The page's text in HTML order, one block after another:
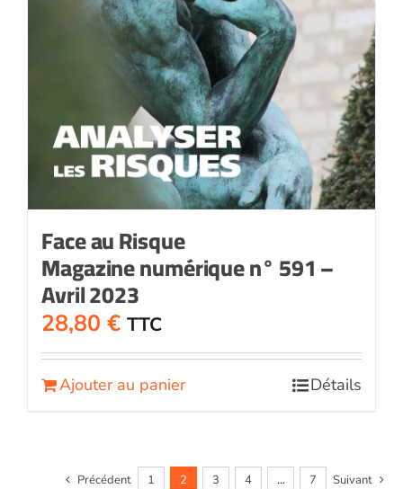
Face au Risque
Magazine numérique n° 591 –
Avril 2023
28,80 € TTC
Ajouter au panier Détails
Précédent 1 2 3 4 … 7 Suivant